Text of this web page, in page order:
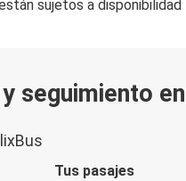
sujetos a disponibilidad
seguimiento
Tus pasajes